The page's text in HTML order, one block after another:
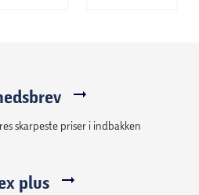
skarpeste priser i indbakken
plus